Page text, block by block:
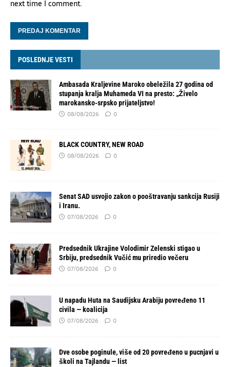
next time I comment.
POSLEDNJE VESTI
Ambasada Kraljevine Maroko obeležila 27 godina od
stupanja kralja Muhameda VI na presto: „Živelo
marokansko-srpsko prijateljstvo!
08/08/2026 0
BLACK COUNTRY, NEW ROAD
08/08/2026 0
Senat SAD usvojio zakon o pooštravanju sankcija Rusiji
i Iranu.
07/08/2026 0
Predsednik Ukrajine Volodimir Zelenski stigao u
Srbiju, predsednik Vučić mu priredio večeru
07/08/2026 0
U napadu Huta na Saudijsku Arabiju povređeno 11
civila — koalicija
07/08/2026 0
Dve osobe poginule, više od 20 povređeno u pucnjavi u
školi na Tajlandu — list